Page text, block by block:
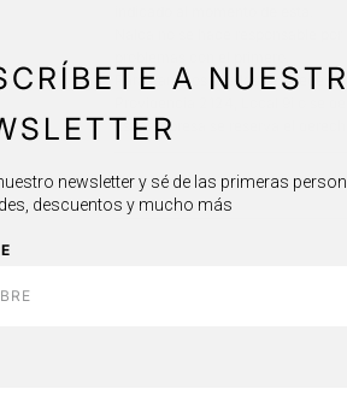
Nalca no se hace responsable
Para cambios o fallas se puede
Providencia 2124, Local 9i o se
⁠Esta empresa se reserva el
GARANTÍA LEGAL
A
newsletter y sé de las primeras
descuentos y mucho más